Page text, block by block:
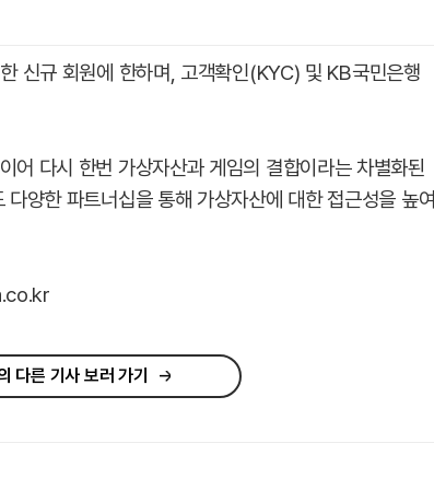
신규 회원에 한하며, 고객확인(KYC) 및 KB국민은행
어 다시 한번 가상자산과 게임의 결합이라는 차별화된
양한 파트너십을 통해 가상자산에 대한 접근성을 높여
다른 기사 보러 가기